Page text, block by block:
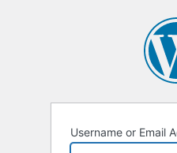
Username or Email